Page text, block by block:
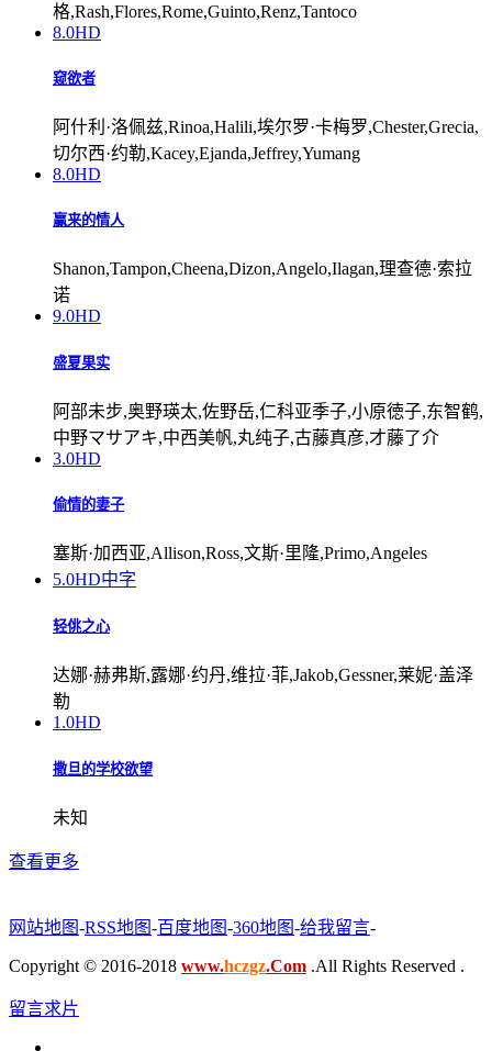
格,Rash,Flores,Rome,Guinto,Renz,Tantoco
8.0HD
窥欲者
阿什利·洛佩兹,Rinoa,Halili,埃尔罗·卡梅罗,Chester,Grecia,
切尔西·约勒,Kacey,Ejanda,Jeffrey,Yumang
8.0HD
赢来的情人
Shanon,Tampon,Cheena,Dizon,Angelo,Ilagan,理查德·索拉
诺
9.0HD
盛夏果实
阿部未步,奥野瑛太,佐野岳,仁科亚季子,小原徳子,东智鹤,
中野マサアキ,中西美帆,丸纯子,古藤真彦,才藤了介
3.0HD
偷情的妻子
塞斯·加西亚,Allison,Ross,文斯·里隆,Primo,Angeles
5.0HD中字
轻佻之心
达娜·赫弗斯,露娜·约丹,维拉·菲,Jakob,Gessner,莱妮·盖泽
勒
1.0HD
撒旦的学校欲望
未知
查看更多
网站地图-RSS地图-百度地图-360地图-给我留言-
Copyright © 2016-2018 www.hczgz.Com .All Rights Reserved .
留言求片